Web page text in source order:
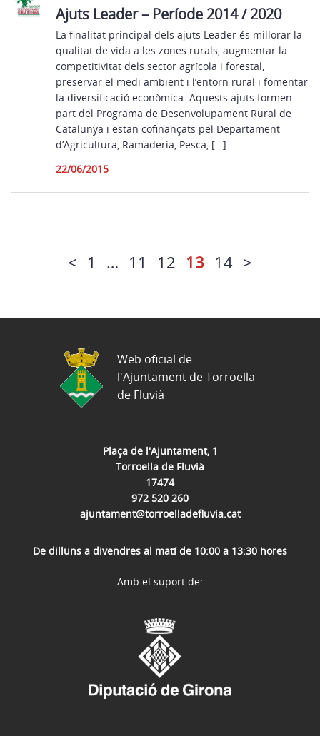
Ajuts Leader – Període 2014 / 2020
La finalitat principal dels ajuts Leader és millorar la
qualitat de vida a les zones rurals, augmentar la
competitivitat dels sector agrícola i forestal,
preservar el medi ambient i l’entorn rural i fomentar
la diversificació econòmica. Aquests ajuts formen
part del Programa de Desenvolupament Rural de
Catalunya i estan cofinançats pel Departament
d’Agricultura, Ramaderia, Pesca, […]
22/06/2015
< 1 … 11 12 13 14 >
Plaça de l'Ajuntament, 1
Torroella de Fluvià
17474
972 520 260
ajuntament@torroelladefluvia.cat
De dilluns a divendres al matí de 10:00 a 13:30 hores
Web oficial de
l'Ajuntament de Torroella
de Fluvià
Amb el suport de: